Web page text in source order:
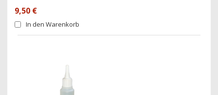
9,50 €
In den Warenkorb